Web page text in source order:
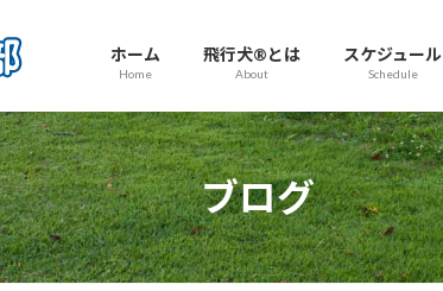
ホーム
Home
飛行犬®とは
About
スケジュール
Schedule
ブログ